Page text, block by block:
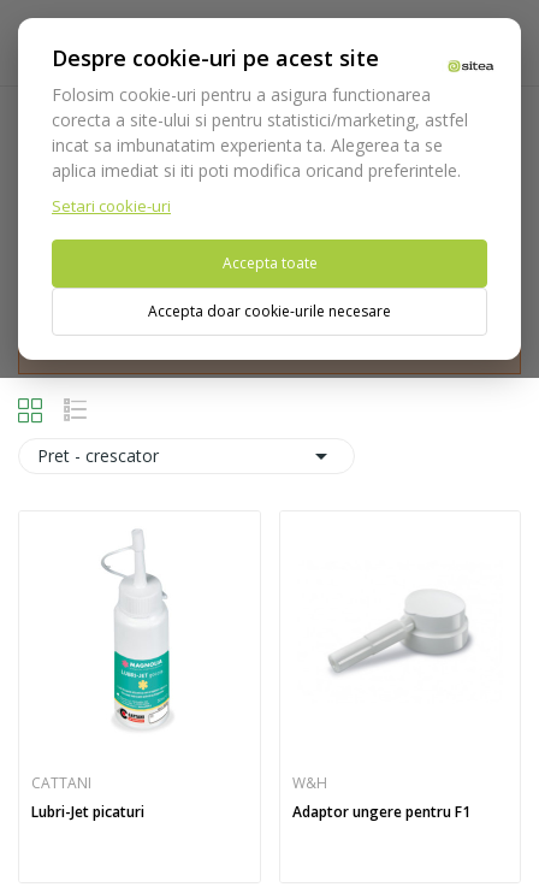
Despre cookie-uri pe acest site
Folosim cookie-uri pentru a asigura functionarea
corecta a site-ului si pentru statistici/marketing, astfel
incat sa imbunatatim experienta ta. Alegerea ta se
aplica imediat si iti poti modifica oricand preferintele.
Setari cookie-uri
Accepta toate
Accepta doar cookie-urile necesare
Dezinfectie si intretinere
Acasa Consumabile Dezinfectie si intretinere
Nu puteti plasa comenzi din tara din care accesati website-ul
Pret - crescator 
CATTANI
Lubri-Jet picaturi
W&H
Adaptor ungere pentru F1